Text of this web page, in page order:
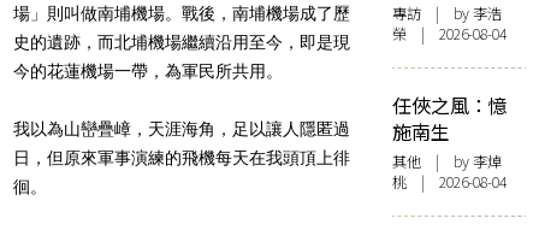
場」則叫做南埔機場。戰後，南埔機場成了歷
史的遺跡，而北埔機場繼續沿用至今，即是現
今的花蓮機場一帶，為軍民所共用。
我以為山巒疊嶂，天涯海角，足以讓人隱匿過
日，但原來軍事演練的飛機每天在我頭頂上徘
徊。
專訪 | by 李浩
榮 | 2026-08-04
任俠之風：憶
施南生
其他 | by 李焯
桃 | 2026-08-04